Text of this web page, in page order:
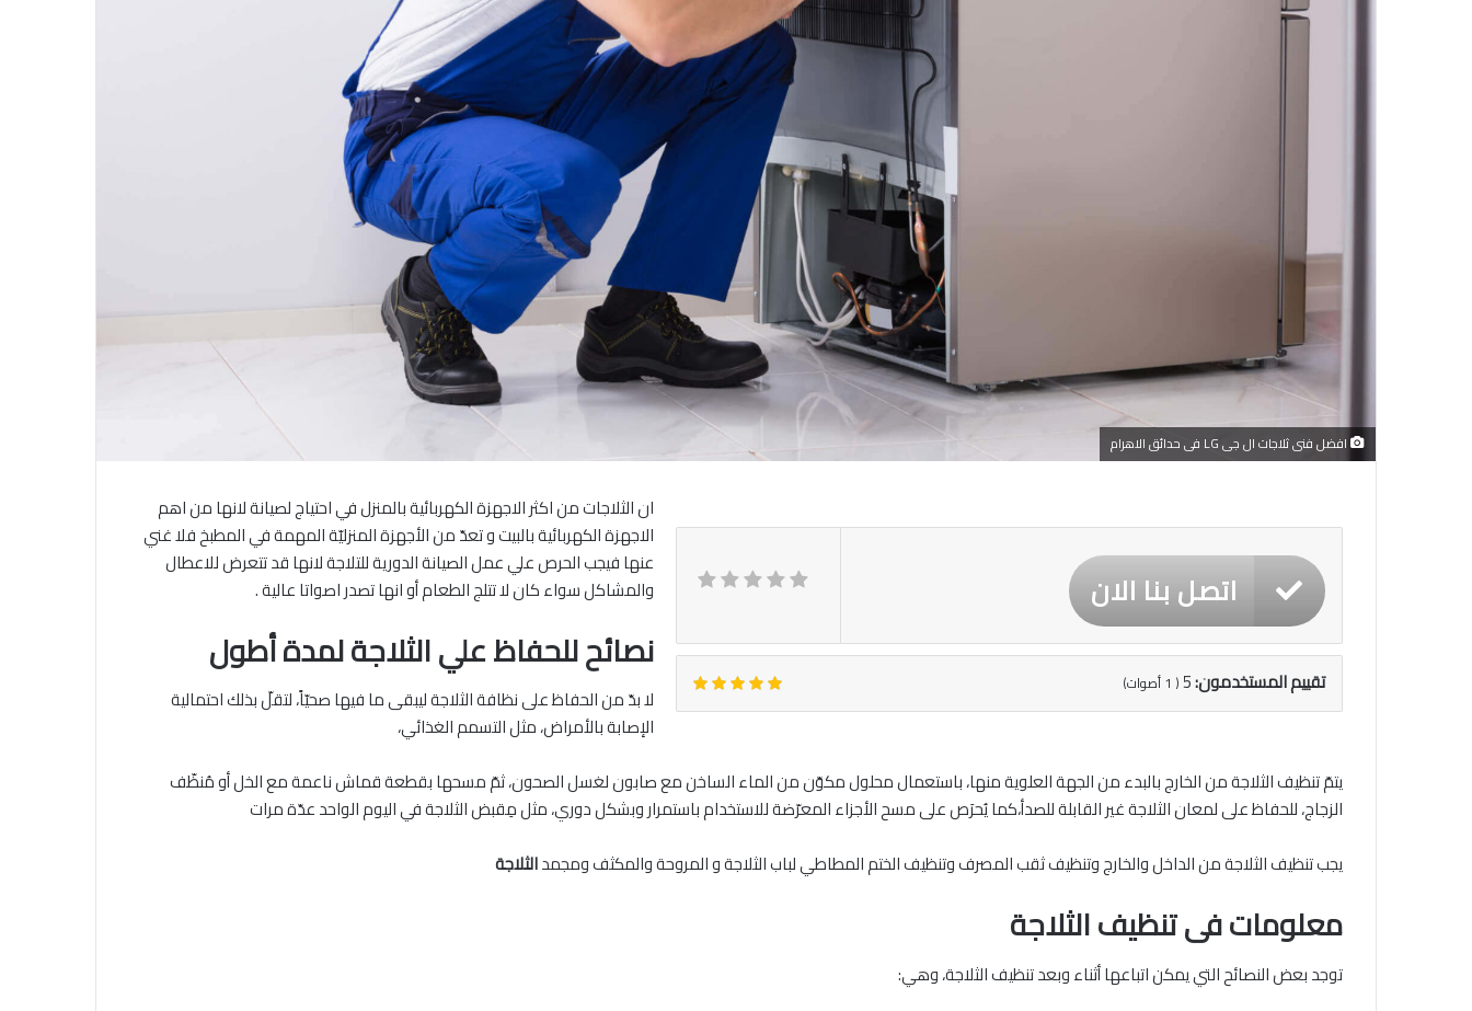
افضل فنى ثلاجات ال جى LG فى حدائق الاهرام
اتصل بنا الان
تقييم المستخدمون:5
(
1أصوات)
ان الثلاجات من اكثر الاجهزة الكهربائية بالمنزل في احتياج لصيانة لانها من اهم
الاجهزة الكهربائية بالبيت و تعدّ من الأجهزة المنزليّة المهمة في المطبخ فلا غني
عنها فيجب الحرص علي عمل الصيانة الدورية للتلاجة لانها قد تتعرض للاعطال
والمشاكل سواء كان لا تتلج الطعام أو انها تصدر اصواتا عالية .
نصائح للحفاظ علي الثلاجة لمدة أطول
لا بدّ من الحفاظ على نظافة الثلاجة ليبقى ما فيها صحيّاً، لتقلّ بذلك احتمالية
الإصابة بالأمراض، مثل التسمم الغذائي،
يتمّ تنظيف الثلاجة من الخارج بالبدء من الجهة العلوية منها، باستعمال محلول مكوّن من الماء الساخن مع صابون لغسل الصحون، ثمّ مسحها بقطعة قماش ناعمة مع الخل أو مُنظّف
الزجاج، للحفاظ على لمعان الثلاجة غير القابلة للصدأ،كما يُحرَص على مسح الأجزاء المعرّضة للاستخدام باستمرار وبشكل دوري، مثل مِقبض الثلاجة في اليوم الواحد عدّة مرات
يجب تنظيف الثلاجة من الداخل والخارج وتنظيف ثقب المصرف وتنظيف الختم المطاطي لباب الثلاجة و المروحة والمكثف ومجمدالثلاجة
معلومات فى تنظيف الثلاجة
توجد بعض النصائح التي يمكن اتباعها أثناء وبعد تنظيف الثلاجة، وهي: